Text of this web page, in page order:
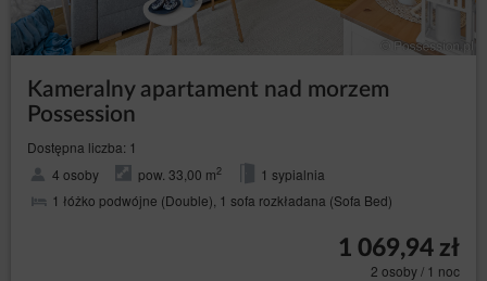
Kameralny apartament nad morzem
Possession
Dostępna liczba: 1
4 osoby
pow. 33,00 m2
1 sypialnia
1 łóżko podwójne (Double), 1 sofa rozkładana (Sofa Bed)
1 069,94 zł
2 osoby / 1 noc